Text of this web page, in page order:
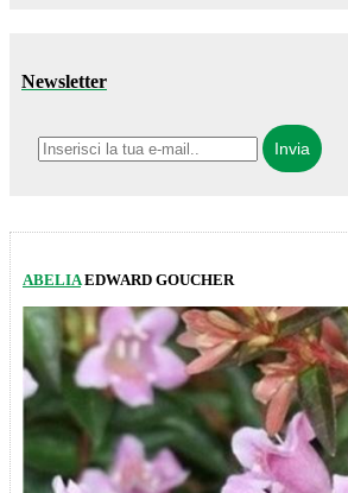
Newsletter
ABELIAEDWARD GOUCHER